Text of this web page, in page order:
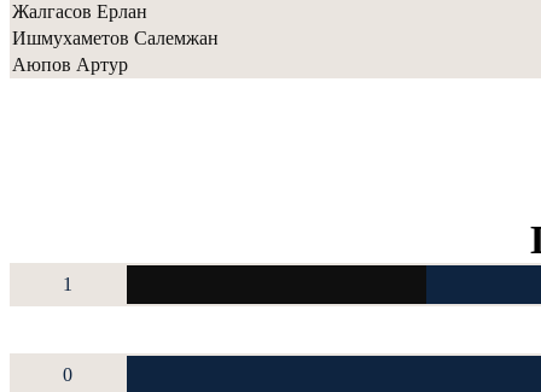
Жалгасов Ерлан
Ишмухаметов Салемжан
Аюпов Артур
1
0